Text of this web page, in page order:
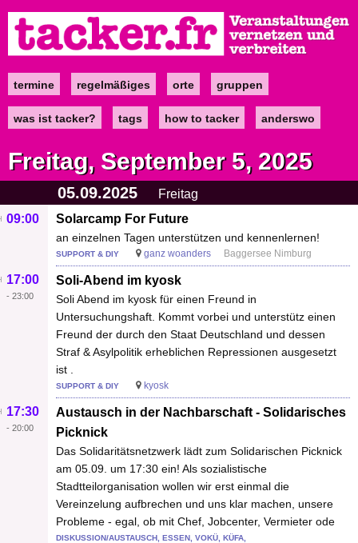
zum
Inhalt
Maintermine regelmäßiges orte gruppen
was ist tacker? tags how to tacker anderswo
Freitag, September 5, 2025
05.09.2025
Freitag
Solarcamp For Future
an einzelnen Tagen unterstützen und kennenlernen!
09:00
SUPPORT & DIY ganz woanders Baggersee Nimburg
Soli-Abend im kyosk
Soli Abend im kyosk für einen Freund in
Untersuchungshaft. Kommt vorbei und unterstütz einen
Freund der durch den Staat Deutschland und dessen
Straf & Asylpolitik erheblichen Repressionen ausgesetzt
ist .
17:00
- 23:00
SUPPORT & DIY kyosk
Austausch in der Nachbarschaft - Solidarisches
Picknick
Das Solidaritätsnetzwerk lädt zum Solidarischen Picknick
am 05.09. um 17:30 ein! Als sozialistische
Stadtteilorganisation wollen wir erst einmal die
Vereinzelung aufbrechen und uns klar machen, unsere
Probleme - egal, ob mit Chef, Jobcenter, Vermieter ode
17:30
- 20:00
DISKUSSION/AUSTAUSCH, ESSEN, VOKÜ, KÜFA,